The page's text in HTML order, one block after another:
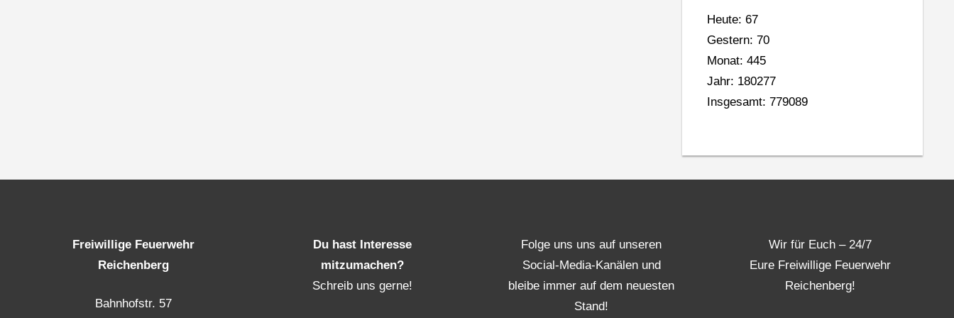
Heute: 67
Gestern: 70
Monat: 445
Jahr: 180277
Insgesamt: 779089
Freiwillige Feuerwehr
Reichenberg
Bahnhofstr. 57
Du hast Interesse
mitzumachen?
Schreib uns gerne!
Folge uns uns auf unseren
Social-Media-Kanälen und
bleibe immer auf dem neuesten
Stand!
Wir für Euch – 24/7
Eure Freiwillige Feuerwehr
Reichenberg!